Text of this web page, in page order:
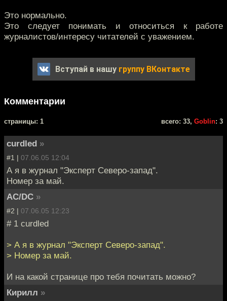
Это нормально.
Это следует понимать и относиться к работе
журналистов/интересу читателей с уважением.
Вступай в нашу группу ВКонтакте
Комментарии
cтраницы: 1 всего: 33, Goblin: 3
curdled »
#1 | 07.06.05 12:04
А я в журнал "Эксперт Северо-запад".
Номер за май.
AC/DC »
#2 | 07.06.05 12:23
# 1 curdled
> А я в журнал "Эксперт Северо-запад".
> Номер за май.
И на какой странице про тебя почитать можно?
Кирилл »